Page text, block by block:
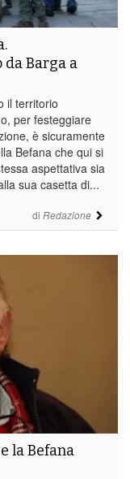
di Redazione
Barga a
il territorio
per festeggiare
è sicuramente
Befana che qui si
aspettativa sia
sua casetta di...
la Befana